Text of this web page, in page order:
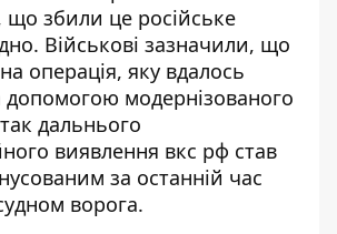
що збили це російське
Військові зазначили, що
операція, яку вдалось
допомогою модернізованого
дальнього
виявлення вкс рф став
за останній час
ворога.